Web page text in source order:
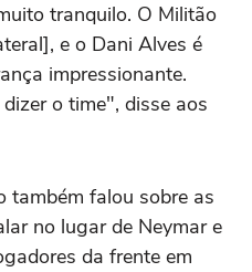
tranquilo. O Militão
e o Dani Alves é
impressionante.
o time", disse aos
também falou sobre as
no lugar de Neymar e
da frente em